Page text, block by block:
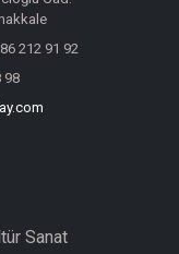
212 91 92
98
Sanat